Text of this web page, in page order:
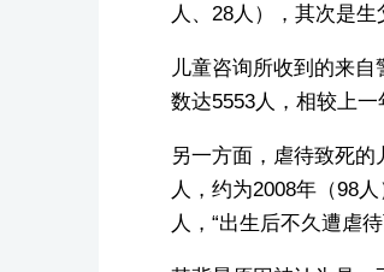
人、28人），其次是生
儿童咨询所收到的来
数达5553人，相较上一
另一方面，虐待致死
人，约为2008年（98
人，“出生后不久遭虐待